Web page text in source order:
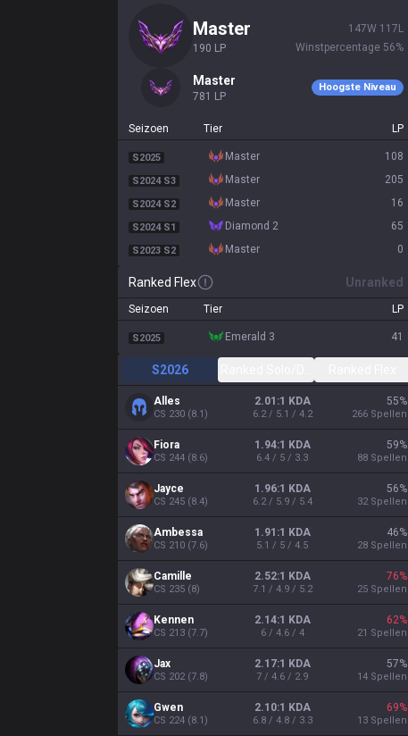
master
190 LP
147W 117 L
Winstpercentage 56%
master
781 LP
Hoogste Niveau
Seizoen Tier LP
S2025 master 108
S2024 S3 master 205
S2024 S2 master 16
S2024 S1 diamond 2 65
S2023 S2 master 0
Ranked Flex Unranked
Seizoen Tier LP
S2025 emerald 3 41
S2026
Alles
CS 230 (8.1)
2.01:1 KDA
6.2 / 5.1 / 4.2
55%
266 Spellen
Fiora
CS 244 (8.6)
1.94:1 KDA
6.4 / 5 / 3.3
59%
88 Spellen
Jayce
CS 245 (8.4)
1.96:1 KDA
6.2 / 5.9 / 5.4
56%
32 Spellen
Ambessa
CS 210 (7.6)
1.91:1 KDA
5.1 / 5 / 4.5
46%
28 Spellen
Camille
CS 235 (8)
2.52:1 KDA
7.1 / 4.9 / 5.2
76%
25 Spellen
Kennen
CS 213 (7.7)
2.14:1 KDA
6 / 4.6 / 4
62%
21 Spellen
Jax
CS 202(7.8)
2.17:1 KDA
7 / 4.6 / 2.9
57%
14 Spellen
Gwen
CS 224 (8.1)
2.10:1 KDA
6.8 / 4.8 / 3.3
69%
13 Spellen